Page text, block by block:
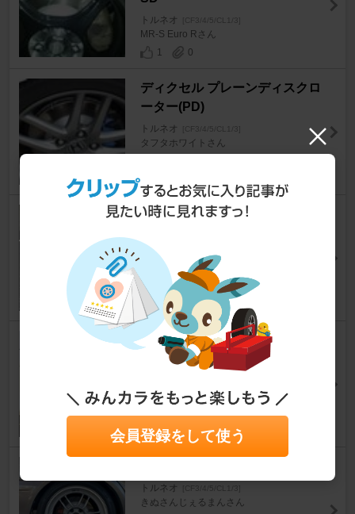
トルネオ [CF3/4/5/CL1/3]
MR-S Euro Rさん
1
0
ディクセル プレーンディスクロ
ーター(PD)
トルネオ [CF3/4/5/CL1/3]
タフタホワイトさん
MUGEN / 無限 スリットブレー
トルネオ [CF3/4/5/CL1/3]
ゆきワークスさん
DIXCEL SD type/ スリットディ
スクローター
KAZ-Rさん
6
1
トルネオ [CF3/4/5/CL1/3]
きぬさんじぇるまんさん
会員登録をして使う